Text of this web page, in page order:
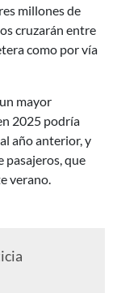
millones de
cruzarán entre
como por vía
mayor
2025 podría
año anterior, y
pasajeros, que
verano.